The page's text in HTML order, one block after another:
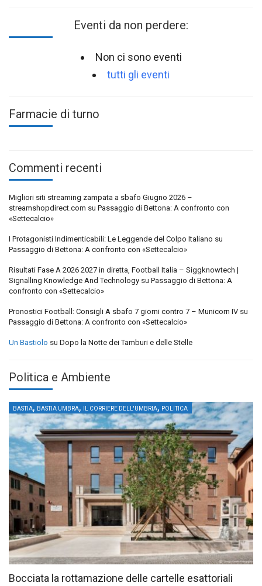
Eventi da non perdere:
Non ci sono eventi
tutti gli eventi
Farmacie di turno
Commenti recenti
Migliori siti streaming zampata a sbafo Giugno 2026 –
streamshopdirect.com su Passaggio di Bettona: A confronto con
«Settecalcio»
I Protagonisti Indimenticabili: Le Leggende del Colpo Italiano su
Passaggio di Bettona: A confronto con «Settecalcio»
Risultati Fase A 2026 2027 in diretta, Football Italia – Siggknowtech |
Signalling Knowledge And Technology su Passaggio di Bettona: A
confronto con «Settecalcio»
Pronostici Football: Consigli A sbafo 7 giorni contro 7 – Municorn IV su
Passaggio di Bettona: A confronto con «Settecalcio»
Un Bastiolo su Dopo la Notte dei Tamburi e delle Stelle
Politica e Ambiente
BASTIA, BASTIA UMBRA, IL CORRIERE DELL'UMBRIA, POLITICA
Bocciata la rottamazione delle cartelle esattoriali